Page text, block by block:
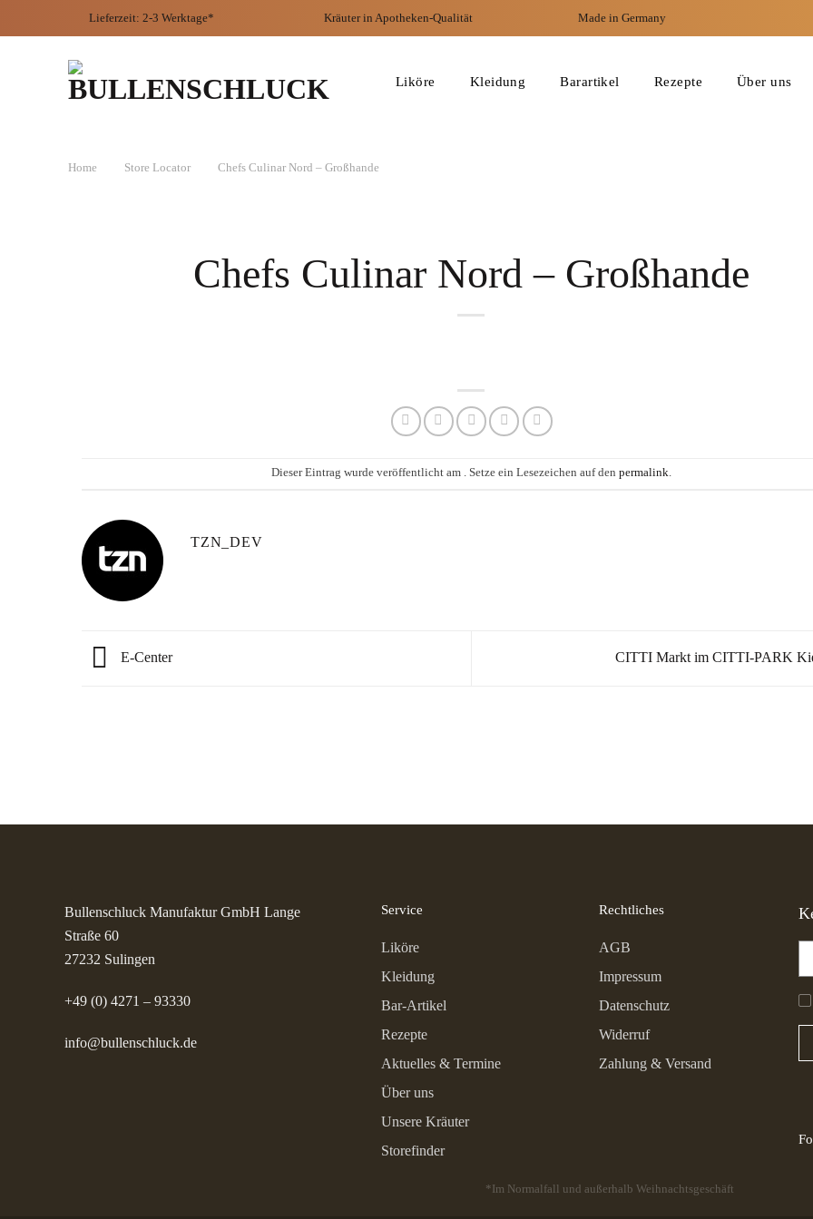
Lieferzeit: 2-3 Werktage* Kräuterin Apotheken-Qualität Made in Germany
Liköre Kleidung Barartikel Rezepte Über uns
Home Store Locator Chefs Culinar Nord – Großhande
Chefs Culinar Nord – Großhande
Dieser Eintrag wurde veröffentlicht am . Setze ein Lesezeichen auf den permalink.
TZN_DEV
E-Center CITTI Markt im CITTI-PARK
Bullenschluck Manufaktur GmbH Lange
Straße 60
27232 Sulingen
+49 (0) 4271 – 93330
info@bullenschluck.de
Service
Liköre
Kleidung
Bar-Artikel
Rezepte
Aktuelles & Termine
Über uns
Unsere Kräuter
Storefinder
Rechtliches
AGB
Impressum
Datenschutz
Widerruf
Zahlung & Versand
*Im Normalfall und außerhalb Weihnachtsgeschäft